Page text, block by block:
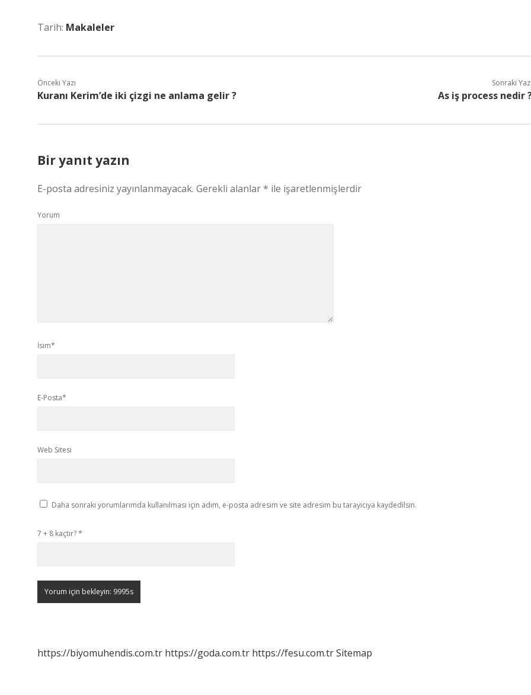
Tarih: Makaleler
Önceki Yazı
Kuranı Kerim’de iki çizgi ne anlama gelir ?
Sonraki
As iş process nedir
Bir yanıt yazın
E-posta adresiniz yayınlanmayacak. Gerekli alanlar* ile işaretlenmişlerdir
Yorum
İsim*
E-Posta*
Web Sitesi
Daha sonraki yorumlarımda kullanılması için adım, e-posta adresim ve site adresim bu tarayıcıya kaydedilsin.
7 + 8 kaçtır?*
https://biyomuhendis.com.tr https://goda.com.tr https://fesu.com.trSitemap